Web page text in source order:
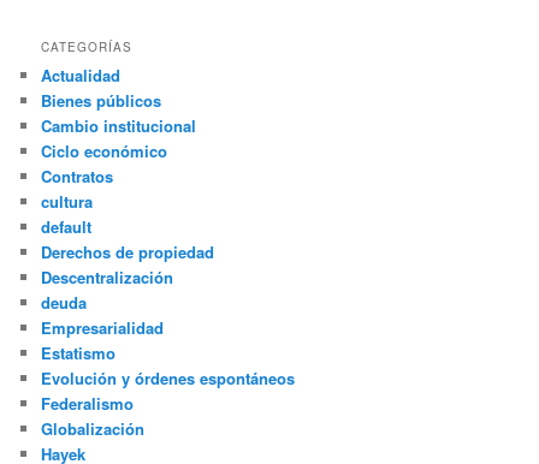
CATEGORÍAS
Actualidad
Bienes públicos
Cambio institucional
Ciclo económico
Contratos
cultura
default
Derechos de propiedad
Descentralización
deuda
Empresarialidad
Estatismo
Evolución y órdenes espontáneos
Federalismo
Globalización
Hayek